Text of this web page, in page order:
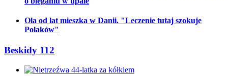
Ola od lat mieszka w Danii. "Leczenie tutaj szokuje
Polaków"
Beskidy 112